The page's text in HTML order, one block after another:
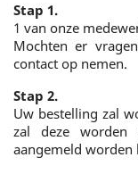
Stap 1.
1 van onze
Mochten er
contact op nemen.
Stap 2.
Uw bestelling zal
zal deze worden
aangemeld worden